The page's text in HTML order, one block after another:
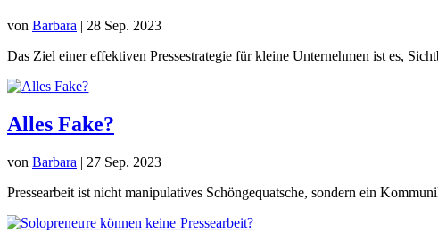
von Barbara | 28 Sep. 2023
Das Ziel einer effektiven Pressestrategie für kleine Unternehmen ist es,
Alles Fake?
von Barbara | 27 Sep. 2023
Pressearbeit ist nicht manipulatives Schöngequatsche, sondern ein